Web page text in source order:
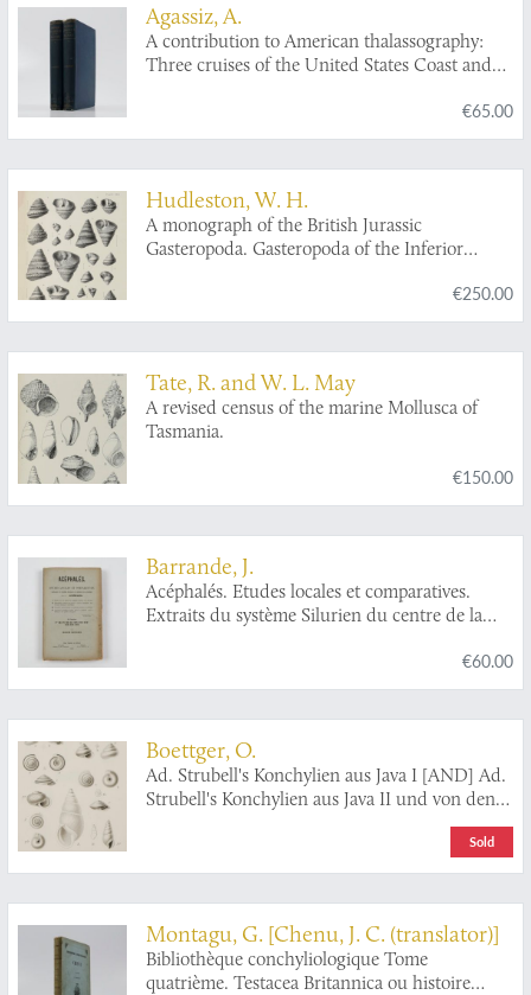
Agassiz, A.
A contribution to American thalassography:
Three cruises of the United States Coast and
Mexico, in the Caribbean Sea, and along the
Atlantic Coast of the United States, from 1877
€65.00
Hudleston, W. H.
A monograph of the British Jurassic
Gasteropoda. Gasteropoda of the Inferior
€250.00
Tate, R. and W. L. May
A revised census of the marine Mollusca of
Tasmania.
€150.00
Barrande, J.
Acéphalés. Etudes locales et comparatives.
Extraits du système Silurien du centre de la
€60.00
Boettger, O.
Ad. Strubell's Konchylien aus Java I [AND] Ad.
Strubell's Konchylien aus Java II und von den
Sold
Montagu, G. [Chenu, J. C. (translator)]
Bibliothèque conchyliologique Tome
quatrième. Testacea Britannica ou histoire